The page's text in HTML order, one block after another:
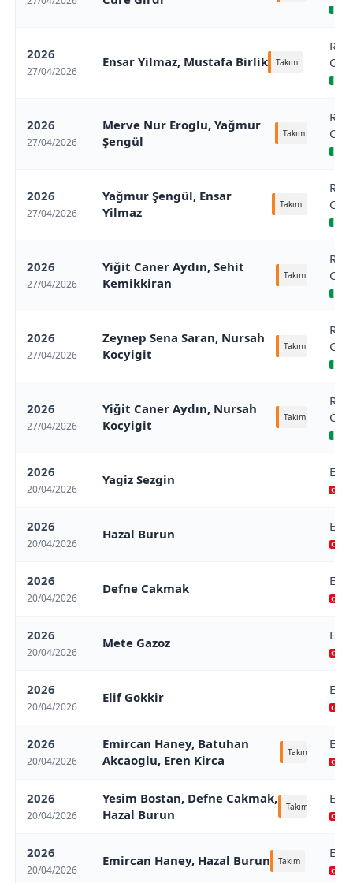
2026
27/04/2026
Ensar Yilmaz, Mustafa Birlik Takım
2026
27/04/2026
Merve Nur Eroglu, Yağmur
Şengül
Takım
2026
27/04/2026
Yağmur Şengül, Ensar
Yilmaz
Takım
2026
27/04/2026
Yiğit Caner Aydın, Sehit
Kemikkiran
Takım
2026
27/04/2026
Zeynep Sena Saran, Nursah
Kocyigit
Takım
2026
27/04/2026
Yiğit Caner Aydın, Nursah
Kocyigit
Takım
2026
20/04/2026
Yagiz Sezgin
2026
20/04/2026
Hazal Burun
2026
20/04/2026
Defne Cakmak
2026
20/04/2026
Mete Gazoz
2026
20/04/2026
Elif Gokkir
2026
20/04/2026
Emircan Haney, Batuhan
Akcaoglu, Eren Kirca
Takım
2026
20/04/2026
Yesim Bostan, Defne Cakmak,
Hazal Burun
Takım
2026
20/04/2026
Emircan Haney, Hazal Burun Takım